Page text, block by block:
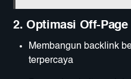
2. Optimasi Off-Page
Membangun backlink
terpercaya